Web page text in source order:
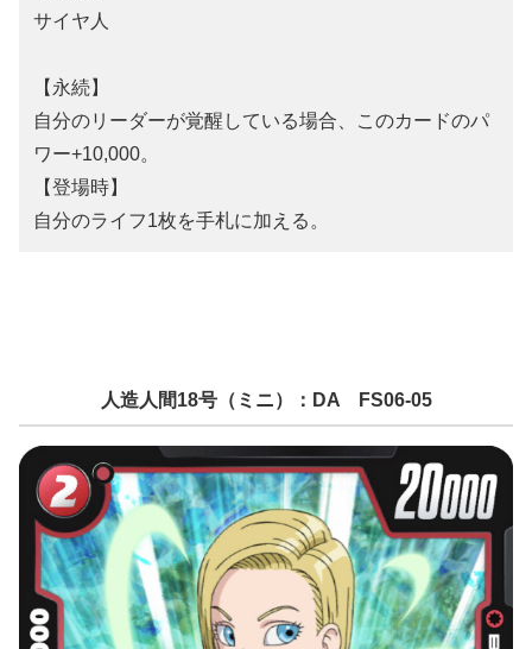
サイヤ人
【永続】
自分のリーダーが覚醒している場合、このカードのパ
ワー+10,000。
【登場時】
自分のライフ1枚を手札に加える。
人造人間18号（ミニ）：DA FS06-05